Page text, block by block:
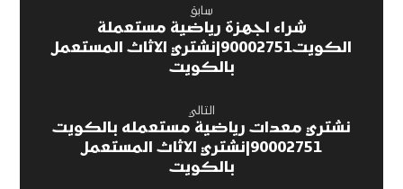
سابق
شراء اجهزة رياضية مستعملة
الكويت90002751|نشتري الاثاث المستعمل
بالكويت
التالي
نشتري معدات رياضية مستعمله بالكويت
90002751|نشتري الاثاث المستعمل
بالكويت